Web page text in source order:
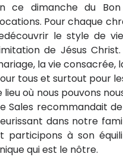
ce dimanche du
Pour chaque
le style de
de Jésus
la vie consacrée,
tous et surtout pour
lieu où nous pouvons
Sales recommandait
dans notre
participons à son
qui est le nôtre.